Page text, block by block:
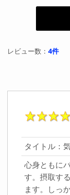
レビュー数： 4件
タイトル：
心身ともに
す。摂取す
ます。しっ